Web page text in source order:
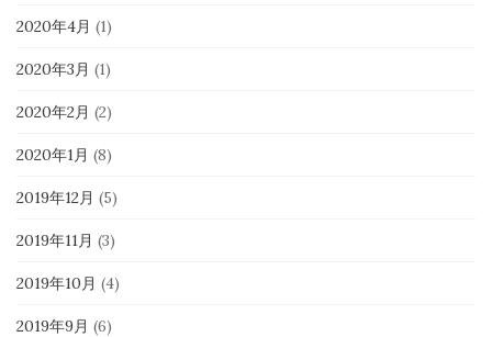
2020年4月 (1)
2020年3月 (1)
2020年2月 (2)
2020年1月 (8)
2019年12月 (5)
2019年11月 (3)
2019年10月 (4)
2019年9月 (6)